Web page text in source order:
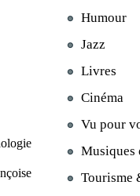
Humour
Jazz
Livres
Cinéma
Vu pour
Musiques
Tourisme